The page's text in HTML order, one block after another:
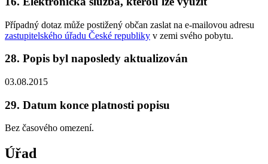
Případný dotaz může postižený občan zaslat na e-mailovou adresu
zastupitelského úřadu České republiky v zemi svého pobytu.
28. Popis byl naposledy aktualizován
03.08.2015
29. Datum konce platnosti popisu
Bez časového omezení.
Úřad